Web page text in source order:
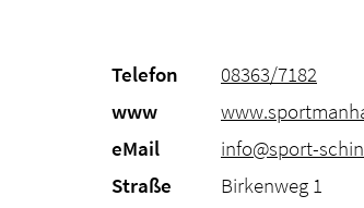
Telefon
08363/7182
www
eMail
info@sport-
Straße
Birkenweg 1